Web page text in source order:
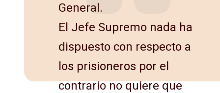
General.
El Jefe Supremo nada ha
dispuesto con respecto a
los prisio­neros por el
contrario no quiere que